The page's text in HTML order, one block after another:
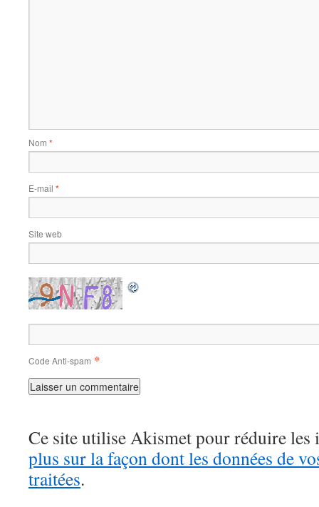
Nom *
E-mail *
Site web
Code Anti-spam *
Ce site utilise Akismet pour réduire les
plus sur la façon dont les données de
traitées.